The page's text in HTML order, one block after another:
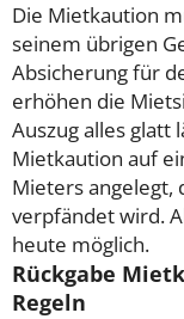
Die Mietkaution
seinem übrigen
Absicherung für
erhöhen die
Auszug alles glatt
Mietkaution auf
Mieters angelegt,
verpfändet wird.
heute möglich.
Rückgabe
Regeln